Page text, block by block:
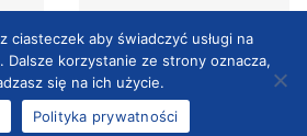
ciasteczek aby świadczyć usługi na
Dalsze korzystanie ze strony oznacza,
się na ich użycie.
Polityka prywatności